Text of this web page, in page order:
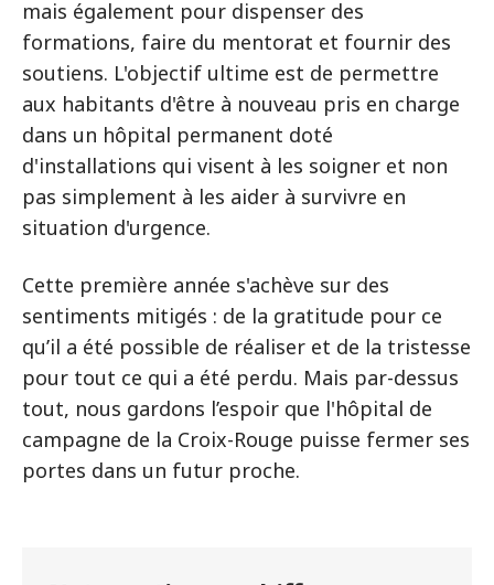
mais également pour dispenser des
formations, faire du mentorat et fournir des
soutiens. L'objectif ultime est de permettre
aux habitants d'être à nouveau pris en charge
dans un hôpital permanent doté
d'installations qui visent à les soigner et non
pas simplement à les aider à survivre en
situation d'urgence.
Cette première année s'achève sur des
sentiments mitigés : de la gratitude pour ce
qu’il a été possible de réaliser et de la tristesse
pour tout ce qui a été perdu. Mais par-dessus
tout, nous gardons l’espoir que l'hôpital de
campagne de la Croix-Rouge puisse fermer ses
portes dans un futur proche.